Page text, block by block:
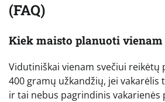
(FAQ)
Kiek maisto planuoti vienam
Vidutiniškai vienam svečiui reikėtų
400 gramų užkandžių, jei vakarėlis
ir tai nebus pagrindinis vakarienės